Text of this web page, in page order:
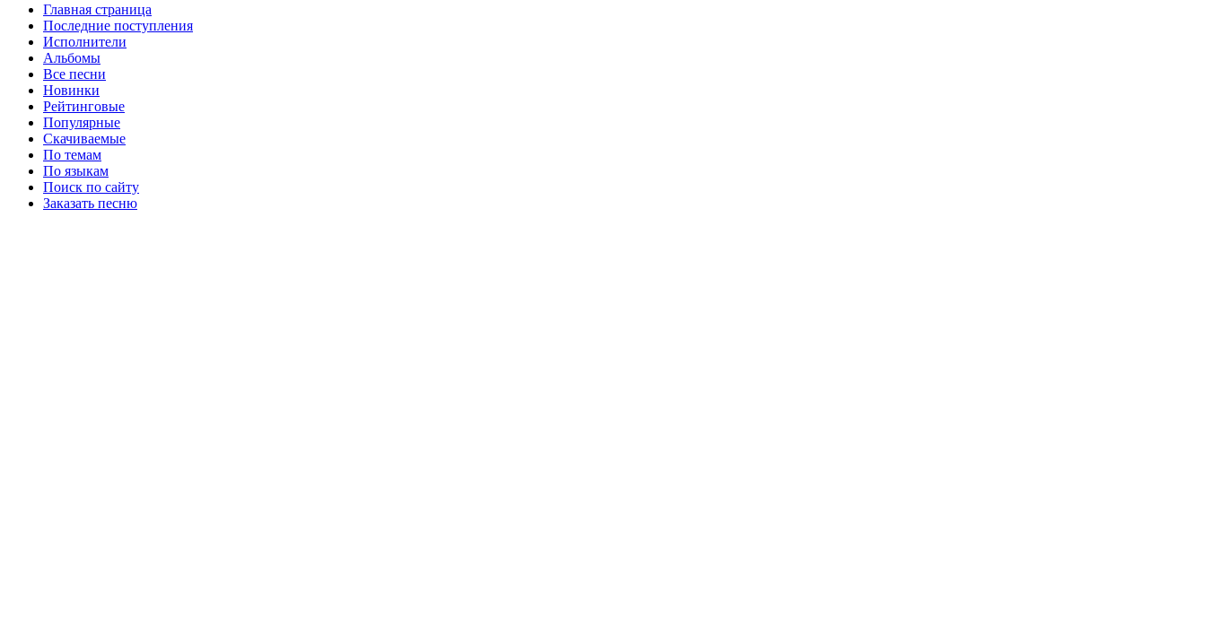
Главная страница
Последние поступления
Исполнители
Альбомы
Все песни
Новинки
Рейтинговые
Популярные
Скачиваемые
По темам
По языкам
Поиск по сайту
Заказать песню